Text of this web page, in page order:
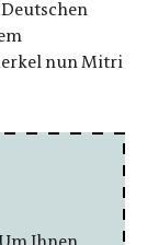
nun Mitri